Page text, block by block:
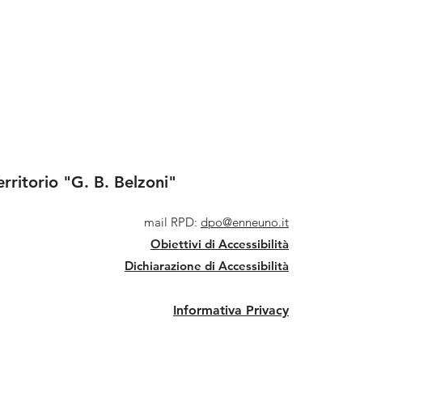
"G. B. Belzoni"
mail RPD: dpo@enneuno.it
Obiettivi di Accessibilità
Dichiarazione di Accessibilità
Informativa Privacy